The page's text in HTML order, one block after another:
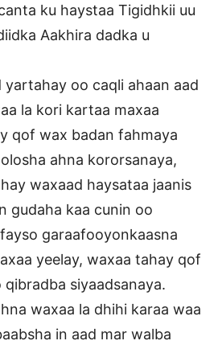
ku haystaa Tigidhkii uu
Aakhira dadka u
yartahay oo caqli ahaan aad
la kori kartaa maxaa
qof wax badan fahmaya
ahna kororsanaya,
waxaad haysataa jaanis
gudaha kaa cunin oo
garaafooyonkaasna
yeelay, waxaa tahay qof
siyaadsanaya.
waxaa la dhihi karaa waa
in aad mar walba